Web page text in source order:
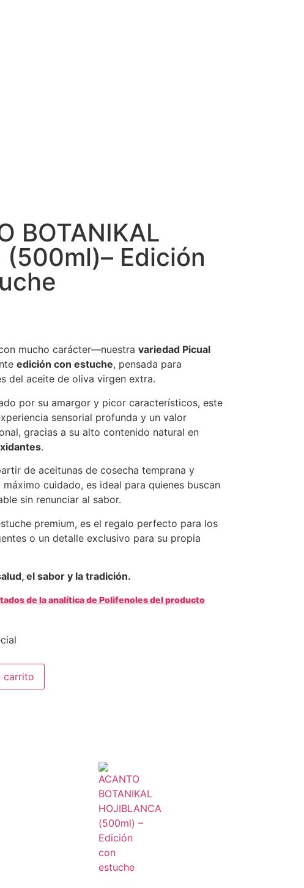
BOTANIKAL
(500ml)– Edición
mucho carácter—nuestra variedad Picual
edición con estuche, pensada para
del aceite de oliva virgen extra.
por su amargor y picor característicos, este
sensorial profunda y un valor
gracias a su alto contenido natural en
.
de aceitunas de cosecha temprana y
cuidado, es ideal para quienes buscan
sin renunciar al sabor.
premium, es el regalo perfecto para los
o un detalle exclusivo para su propia
el sabor y la tradición.
de la analítica de Polifenoles del producto
carrito